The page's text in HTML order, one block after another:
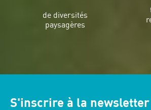
de diversités
paysagères
S'inscrire à la newsletter